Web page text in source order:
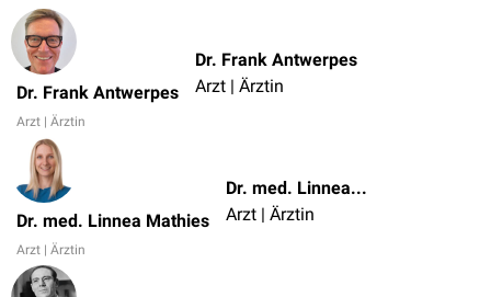
Dr. Frank Antwerpes
Arzt | Ärztin
Dr. Frank Antwerpes
Arzt | Ärztin
Dr. med. Linnea Mathies
Arzt | Ärztin
Dr. med. Linnea Mathies
Arzt | Ärztin